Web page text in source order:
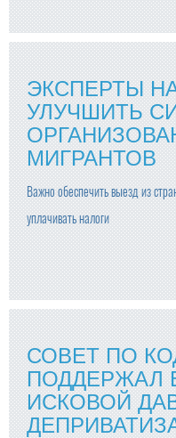
ЭКСПЕРТЫ
УЛУЧШИТЬ
МИГРАНТОВ
Важно обеспечить выезд из
уплачивать налоги
СОВЕТ ПО
ПОДДЕРЖАЛ
ИСКОВОЙ